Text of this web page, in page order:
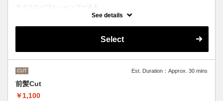
マイクロバブルシャンプー込み
Aujuaシステムトリートメントを使った４ステップトリートメント
で、料金が前後する場合がございます。
See details
Select
CUT Est. Duration：Approx. 30 mins
前髪Cut
￥1,100